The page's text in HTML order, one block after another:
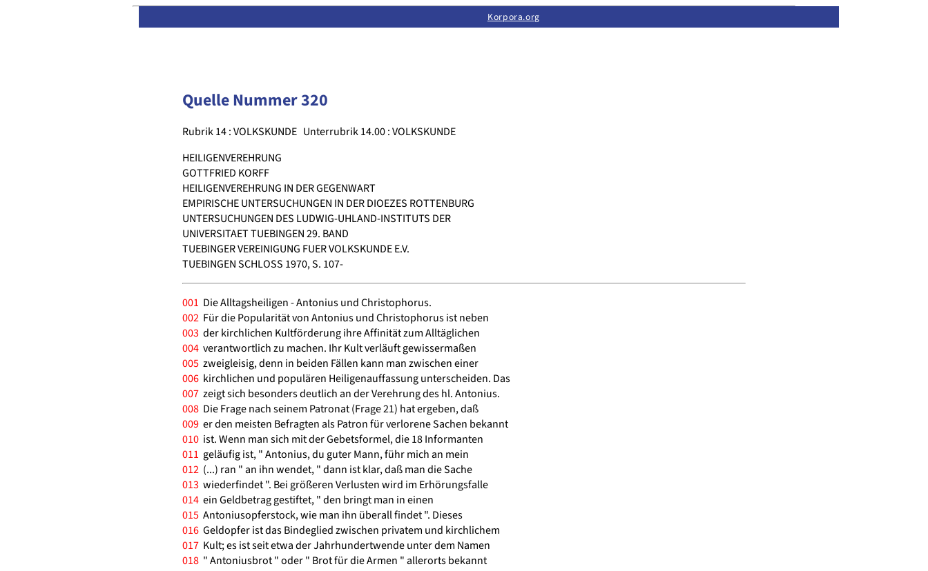
Feedback·Korpora.org
Quelle Nummer 320
Rubrik 14 : VOLKSKUNDE Unterrubrik 14.00 : VOLKSKUNDE
HEILIGENVEREHRUNG
GOTTFRIED KORFF
HEILIGENVEREHRUNG IN DER GEGENWART
EMPIRISCHE UNTERSUCHUNGEN IN DER DIOEZES ROTTENBURG
UNTERSUCHUNGEN DES LUDWIG-UHLAND-INSTITUTS DER
UNIVERSITAET TUEBINGEN 29. BAND
TUEBINGER VEREINIGUNG FUER VOLKSKUNDE E.V.
TUEBINGEN SCHLOSS 1970, S. 107-
001 Die Alltagsheiligen - Antonius und Christophorus.
002 Für die Popularität von Antonius und Christophorus ist neben
003 der kirchlichen Kultförderung ihre Affinität zum Alltäglichen
004 verantwortlich zu machen. Ihr Kult verläuft gewissermaßen
005 zweigleisig, denn in beiden Fällen kann man zwischen einer
006 kirchlichen und populären Heiligenauffassung unterscheiden. Das
007 zeigt sich besonders deutlich an der Verehrung des hl. Antonius.
008 Die Frage nach seinem Patronat (Frage 21) hat ergeben, daß
009 er den meisten Befragten als Patron für verlorene Sachen bekannt
010 ist. Wenn man sich mit der Gebetsformel, die 18 Informanten
011 geläufig ist, " Antonius, du guter Mann, führ mich an mein
012 (...) ran " an ihn wendet, " dann ist klar, daß man die Sache
013 wiederfindet ". Bei größeren Verlusten wird im Erhörungsfalle
014 ein Geldbetrag gestiftet, " den bringt man in einen
015 Antoniusopferstock, wie man ihn überall findet ". Dieses
016 Geldopfer ist das Bindeglied zwischen privatem und kirchlichem
017 Kult; es ist seit etwa der Jahrhundertwende unter dem Namen
018 " Antoniusbrot " oder " Brot für die Armen " allerorts bekannt
Korpora.org